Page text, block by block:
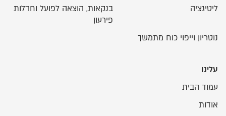
ליטיגציה
בנקאות, הוצאה לפועל וחדלות
פירעון
נוטריון וייפוי כוח מתמשך
עלינו
עמוד הבית
אודות